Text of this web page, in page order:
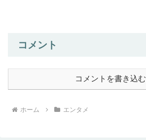
コメント
コメントを書き込む
ホーム エンタメ